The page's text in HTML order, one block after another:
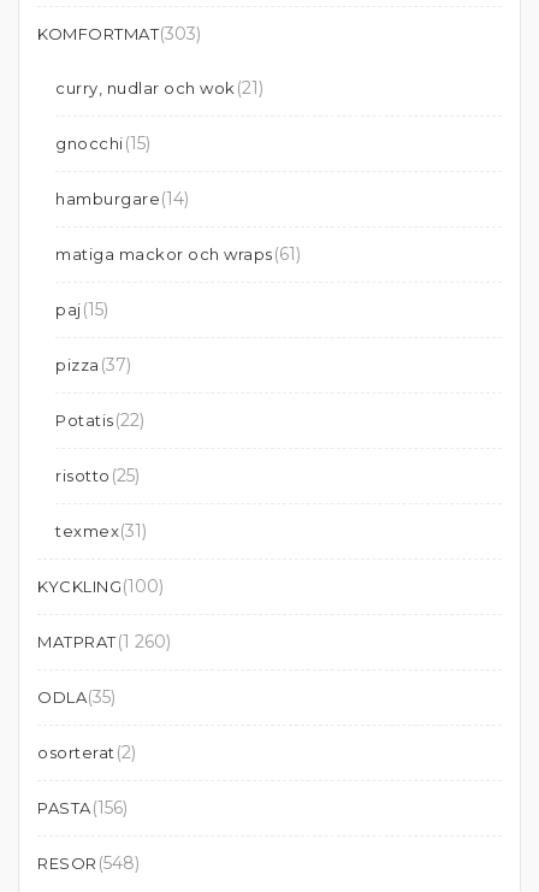
KOMFORTMAT(303)
curry, nudlar och wok (21)
gnocchi(15)
hamburgare(14)
matiga mackor och wraps(61)
paj(15)
pizza (37)
Potatis(22)
risotto (25)
texmex(31)
KYCKLING(100)
MATPRAT(1 260)
ODLA(35)
osorterat (2)
PASTA(156)
RESOR (548)